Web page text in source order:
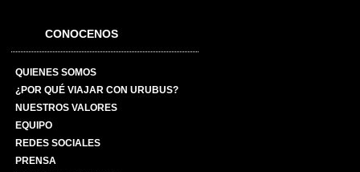
CONOCENOS
QUIENES SOMOS
¿POR QUÉ VIAJAR CON URUBUS?
NUESTROS VALORES
EQUIPO
REDES SOCIALES
PRENSA